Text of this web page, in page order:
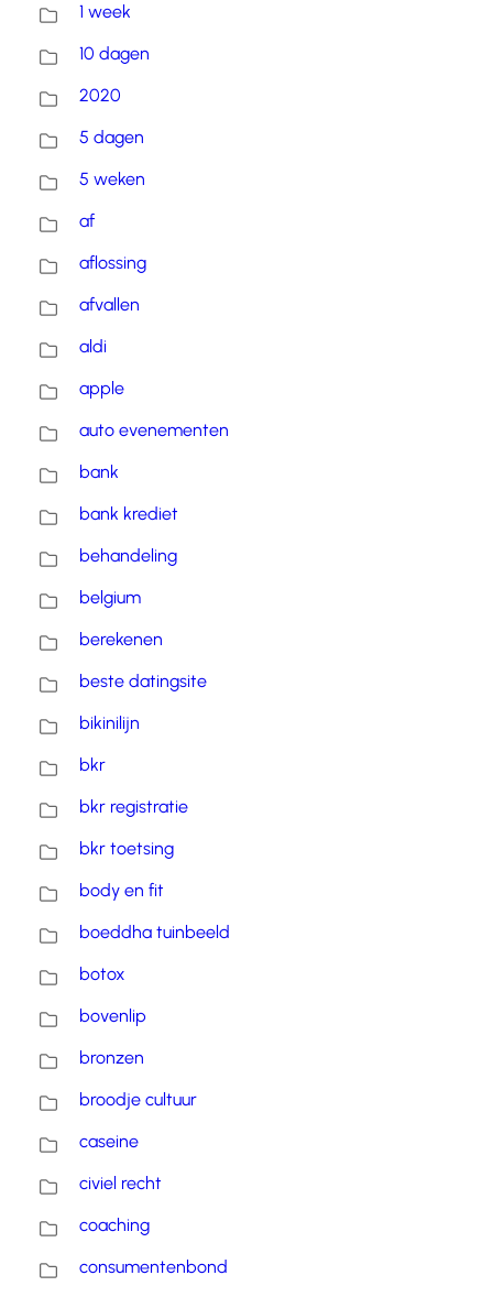
1 week
10 dagen
2020
5 dagen
5 weken
af
aflossing
afvallen
aldi
apple
auto evenementen
bank
bank krediet
behandeling
belgium
berekenen
beste datingsite
bikinilijn
bkr
bkr registratie
bkr toetsing
body en fit
boeddha tuinbeeld
botox
bovenlip
bronzen
broodje cultuur
caseine
civiel recht
coaching
consumentenbond